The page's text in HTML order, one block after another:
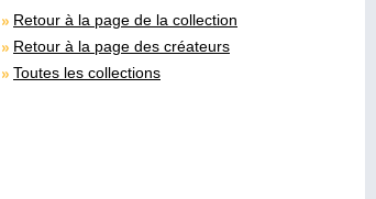
Retour à la page de la collection
Retour à la page des créateurs
Toutes les collections